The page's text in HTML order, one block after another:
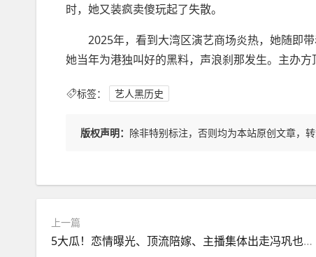
时，她又装疯卖傻玩起了失散。
2025年，看到大湾区演艺商场炎热，她随即带
她当年为港独叫好的黑料，声浪刹那发生。主办
标签： 艺人黑历史
版权声明： 除非特别标注，否则均为本站原创文章，
上一篇
5大瓜！恋情曝光、顶流陪嫁、主播集体出走冯巩也迎来新身份